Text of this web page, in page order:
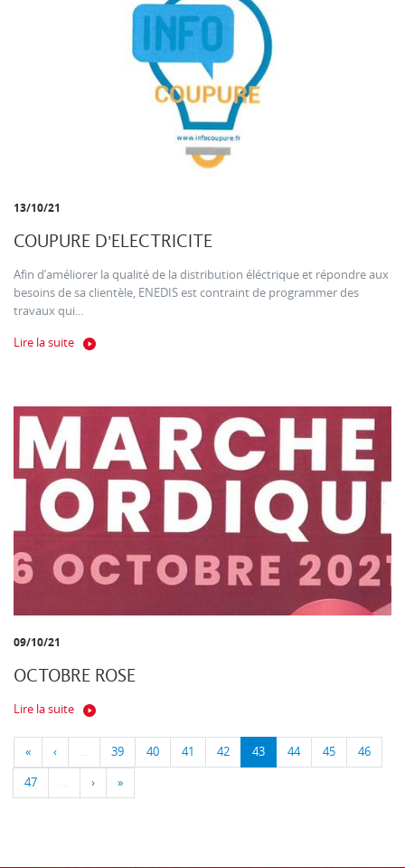
13/10/21
COUPURE D'ELECTRICITE
Afin d’améliorer la qualité de la distribution éléctrique et répondre aux
besoins de sa clientèle, ENEDIS est contraint de programmer des
travaux qui...
Lire la suite
09/10/21
OCTOBRE ROSE
Lire la suite
« ‹ … 39 40 41 42 43 44 45 46
47 … › »